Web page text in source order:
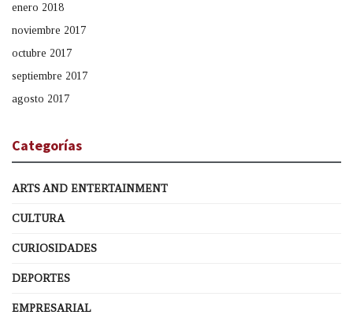
enero 2018
noviembre 2017
octubre 2017
septiembre 2017
agosto 2017
Categorías
ARTS AND ENTERTAINMENT
CULTURA
CURIOSIDADES
DEPORTES
EMPRESARIAL